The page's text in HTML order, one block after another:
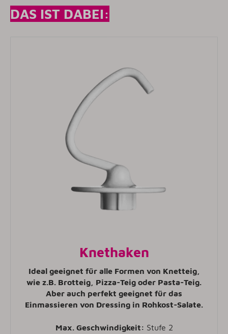
DAS IST DABEI:
Knethaken
Ideal geeignet für alle Formen von Knetteig,
wie z.B. Brotteig, Pizza-Teig oder Pasta-Teig.
Aber auch perfekt geeignet für das
Einmassieren von Dressing in Rohkost-Salate.
Max. Geschwindigkeit: Stufe 2